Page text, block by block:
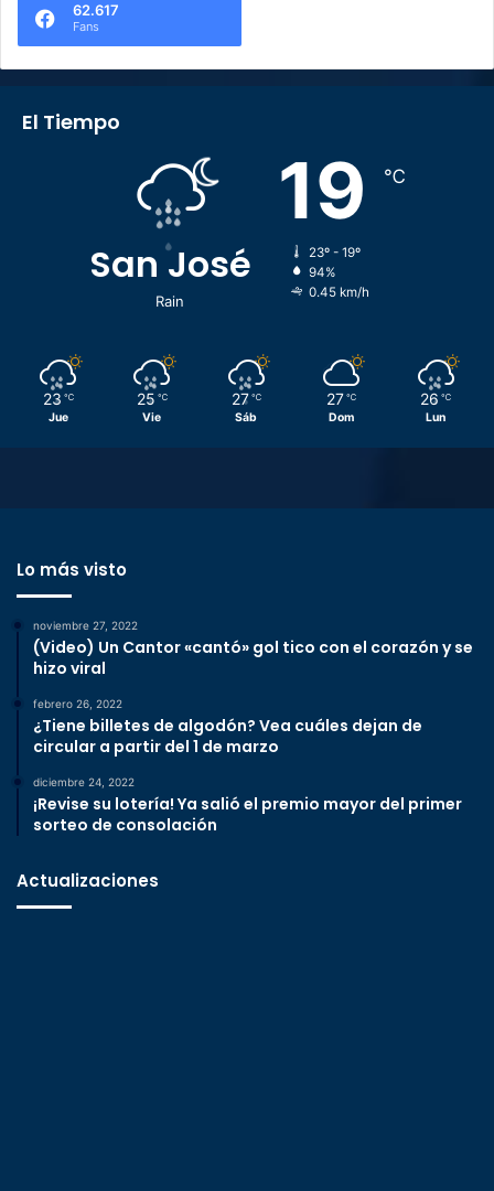
62.617
Fans
El Tiempo
San José
Rain
19 ℃
23º - 19º
94%
0.45 km/h
23 ℃
Jue
25 ℃
Vie
27 ℃
Sáb
27 ℃
Dom
26 ℃
Lun
Lo más visto
noviembre 27, 2022
(Video) Un Cantor «cantó» gol tico con el corazón y se
hizo viral
febrero 26, 2022
¿Tiene billetes de algodón? Vea cuáles dejan de
circular a partir del 1 de marzo
diciembre 24, 2022
¡Revise su lotería! Ya salió el premio mayor del primer
sorteo de consolación
Actualizaciones